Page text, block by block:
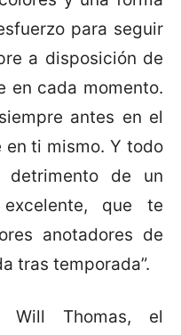
para seguir
a disposición de
en cada momento.
antes en el
ti mismo. Y todo
de un
que te
anotadores de
tras temporada”.
Will Thomas, el